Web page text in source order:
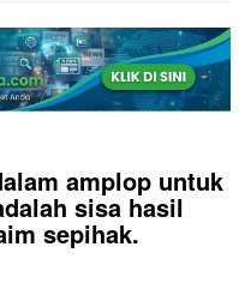
amplop untuk
sisa hasil
sepihak.